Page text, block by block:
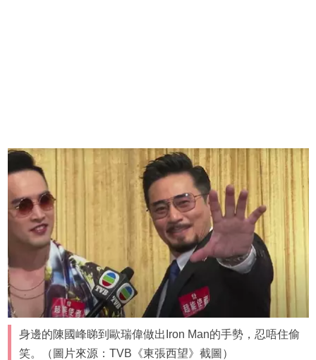
身邊的陳國峰睇到歐瑞偉做出Iron Man的手勢，忍唔住偷
笑。（圖片來源：TVB《東張西望》截圖）